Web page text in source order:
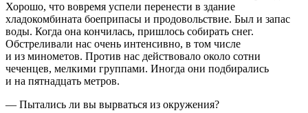
Хорошо, что вовремя успели перенести в здание
хладокомбината боеприпасы и продовольствие. Был и запас
воды. Когда она кончилась, пришлось собирать снег.
Обстреливали нас очень интенсивно, в том числе
и из минометов. Против нас действовало около сотни
чеченцев, мелкими группами. Иногда они подбирались
и на пятнадцать метров.
— Пытались ли вы вырваться из окружения?